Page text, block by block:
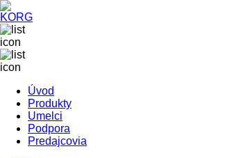
Úvod
Produkty
Umelci
Podpora
Predajcovia